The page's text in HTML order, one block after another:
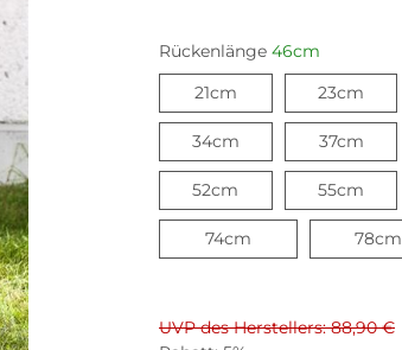
Rückenlänge 46cm
21cm21cm 23cm
34cm34cm 37cm37cm
52cm 55cm
74cm74cm 78cm
UVP des Herstellers: 88,90 €